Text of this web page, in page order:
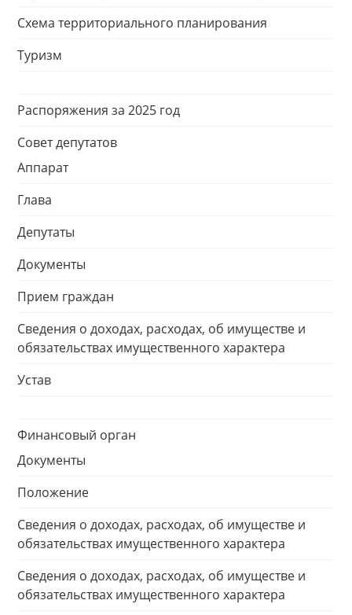
Схема территориального планирования
Туризм
Распоряжения за 2025 год
Совет депутатов
Аппарат
Глава
Депутаты
Документы
Прием граждан
Сведения о доходах, расходах, об имуществе и
обязательствах имущественного характера
Устав
Финансовый орган
Документы
Положение
Сведения о доходах, расходах, об имуществе и
обязательствах имущественного характера
Сведения о доходах, расходах, об имуществе и
обязательствах имущественного характера